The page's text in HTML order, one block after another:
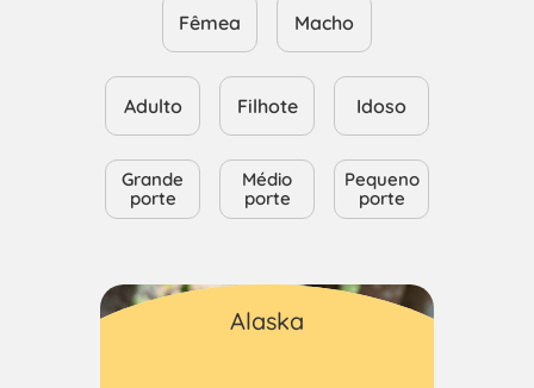
Fêmea Macho
Adulto Filhote Idoso
Grande
porte
Médio
porte
Pequeno
porte
Gatos
Macho
Alaska